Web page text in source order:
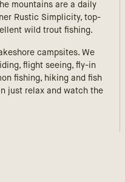
mountains are a daily
Rustic Simplicity, top-
wild trout fishing.
campsites. We
flight seeing, fly-in
fishing, hiking and fish
just relax and watch the